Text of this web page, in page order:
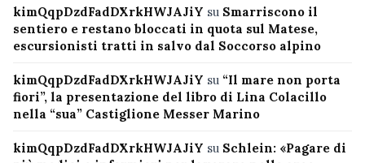
kimQqpDzdFadDXrkHWJAJiY su Smarriscono il
sentiero e restano bloccati in quota sul Matese,
escursionisti tratti in salvo dal Soccorso alpino
kimQqpDzdFadDXrkHWJAJiY su “Il mare non porta
fiori”, la presentazione del libro di Lina Colacillo
nella “sua” Castiglione Messer Marino
kimQqpDzdFadDXrkHWJAJiY su Schlein: «Pagare di